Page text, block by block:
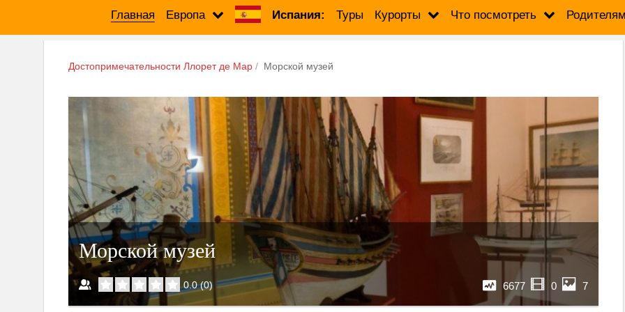
Главная Европа Испания: Туры Курорты Что посмотреть Родителям
Достопримечательности Ллорет де Мар Морской музей
Морской музей
0.0(0) 6677 0 7